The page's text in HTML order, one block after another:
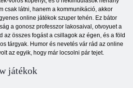
csak látni, hanem a kommunikáció, akkor
online játékok szuper tehén. Ez bátor
a gonosz professzor lakosaival, otvoyuet a
az összes fogást a csillagok az égen, és a föld
tárgyak. Humor és nevetés vár rád az online
az egyik, hogy már locsolni pár tejet.
játékok